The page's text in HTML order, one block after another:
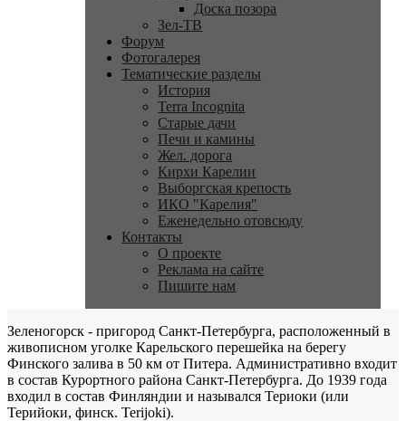
Доска позора
Зел-ТВ
Форум
Фотогалерея
Тематические разделы
История
Terra Incognita
Старые дачи
Печи и камины
Жел. дорога
Кирхи Карелии
Выборгская крепость
ИКО "Карелия"
Еженедельно отовсюду
Контакты
О проекте
Реклама на сайте
Пишите нам
Зеленогорск - пригород Санкт-Петербурга, расположенный в
живописном уголке Карельского перешейка на берегу
Финского залива в 50 км от Питера. Административно входит
в состав Курортного района Санкт-Петербурга. До 1939 года
входил в состав Финляндии и назывался Териоки (или
Терийоки, финск. Terijoki).